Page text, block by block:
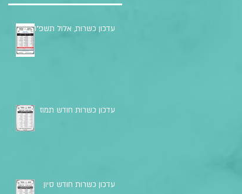
עדכון כשרות, אלול תשפ״ה
עדכון כשרות חודש תמוז
עדכון כשרות חודש סיון